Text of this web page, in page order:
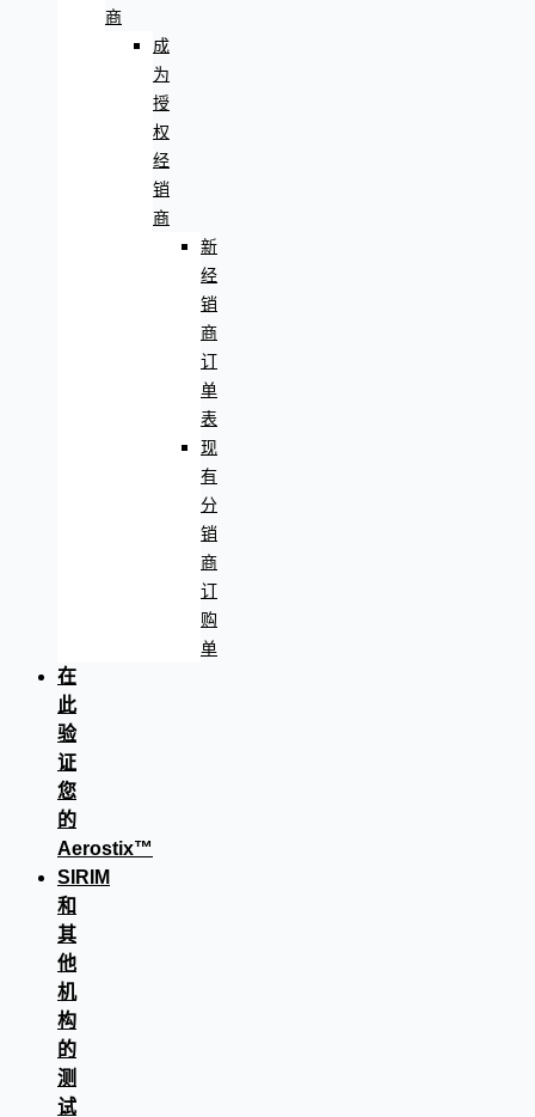
商
成
为
授
权
经
销
商
新
经
销
商
订
单
表
现
有
分
销
商
订
购
单
在
此
验
证
您
的
Aerostix™
SIRIM
和
其
他
机
构
的
测
试